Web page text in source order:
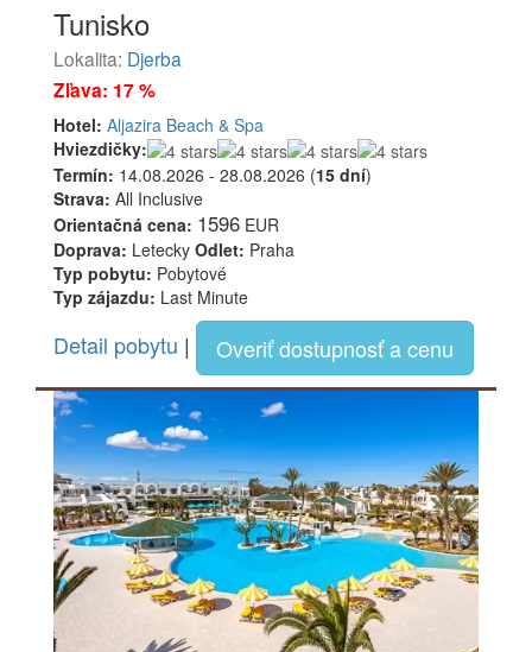
Tunisko
Lokalita: Djerba
Zľava: 17 %
Hotel: Aljazira Beach & Spa
Hviezdičky:
Termín: 14.08.2026 - 28.08.2026 (15 dní)
Strava: All Inclusive
Orientačná cena: 1596 EUR
Doprava: Letecky Odlet: Praha
Typ pobytu: Pobytové
Typ zájazdu: Last Minute
Detail pobytu | Overiť dostupnosť a cenu